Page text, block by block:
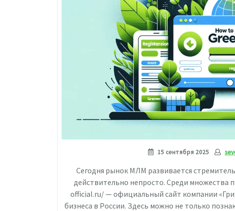
15 сентября 2025
Сегодня рынок МЛМ развивается
действительно непросто. Среди
official.ru/ — официальный сайт компании
бизнеса в России. Здесь можно не только